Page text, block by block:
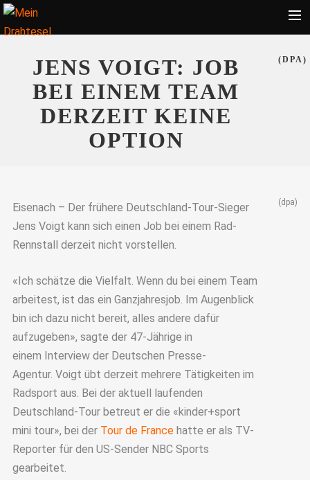
Suche
JENS VOIGT: JOB
BEI EINEM TEAM
DERZEIT KEINE
OPTION
(DPA)
Eisenach – Der frühere Deutschland-Tour-Sieger
Jens Voigt kann sich einen Job bei einem Rad-
Rennstall derzeit nicht vorstellen.
«Ich schätze die Vielfalt. Wenn du bei einem Team
arbeitest, ist das ein Ganzjahresjob. Im Augenblick
bin ich dazu nicht bereit, alles andere dafür
aufzugeben», sagte der 47-Jährige in
einem Interview der Deutschen Presse-
Agentur. Voigt übt derzeit mehrere Tätigkeiten im
Radsport aus. Bei der aktuell laufenden
Deutschland-Tour betreut er die «kinder+sport
mini tour», bei der Tour de Francehatte er als TV-
Reporter für den US-Sender NBC Sports
gearbeitet.
(dpa)